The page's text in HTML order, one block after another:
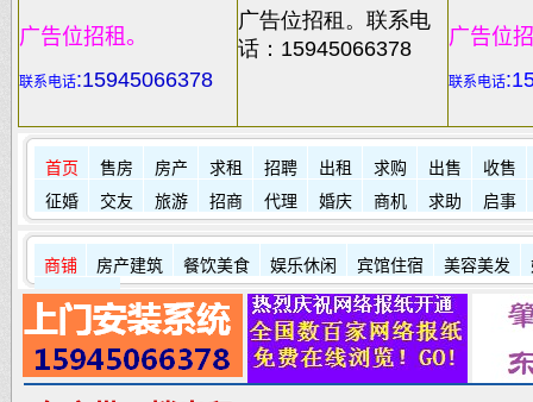
广告位招租。
联系电话:15945066378
广告位招租。联系电
话：15945066378
广告位
联系电话
首页 售房 房产 求租 招聘 出租 求购 出售
收售
征婚
交友 旅游 招商 代理 婚庆 商机 求助 启事
商铺 房产建筑 餐饮美食 娱乐休闲 宾馆住宿 美容美发
其它店铺